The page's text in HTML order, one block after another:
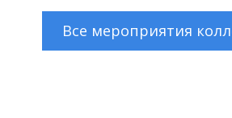
Все мероприятия